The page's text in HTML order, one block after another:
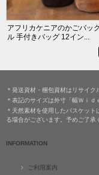
アフリカケニアのかごバッ
ル 手付きバッグ 12イン...
＊発送資材・梱包資材はリサイク
＊表記のサイズは外寸「幅Ｗｉ
＊天然素材を使用したバスケッ
る場合がございます。予めご了承
INFORMATION
ご利用案内